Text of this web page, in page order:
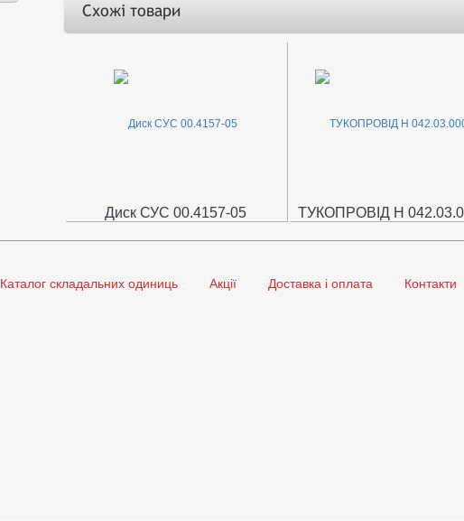
Схожі товари
Диск СУС 00.4157-05 ТУКОПРОВІД Н
Каталог складальних одиниць Акції Доставка і оплата Контакти